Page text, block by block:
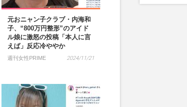
元おニャン子クラブ・内海和
子、“800万円整形”のアイド
ル娘に激怒の投稿「本人に言
えば」反応冷ややか
週刊女性PRIME 2024/11/21